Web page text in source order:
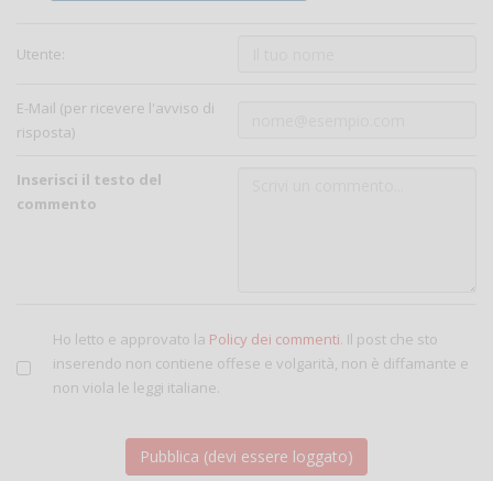
Utente:
E-Mail (per ricevere l'avviso di
risposta)
Inserisci il testo del
commento
Ho letto e approvato la Policy dei commenti. Il post che sto
inserendo non contiene offese e volgarità, non è diffamante e
non viola le leggi italiane.